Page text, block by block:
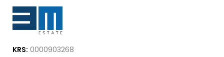
KRS: 0000903268